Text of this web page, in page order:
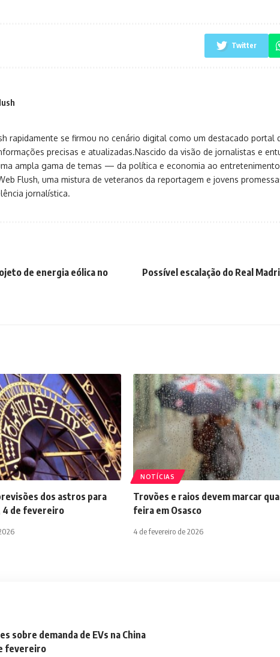
Twitter
rapidamente se firmou no cenário digital como um destacado portal
precisas e atualizadas.Nascido da visão de jornalistas e
ampla gama de temas — da política e economia ao
Flush, uma mistura de veteranos da reportagem e jovens
jornalística.
de energia eólica no
Possível escalação do Real
dos astros para
de fevereiro
NOTÍCIAS
Trovões e raios devem marcar
feira em Osasco
4 de fevereiro de 2026
sobre demanda de EVs na China
fevereiro